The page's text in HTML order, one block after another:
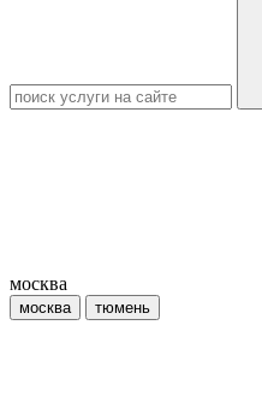
москва
москва тюмень